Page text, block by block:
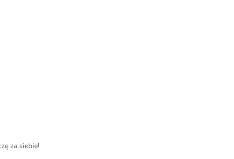
za siebie!